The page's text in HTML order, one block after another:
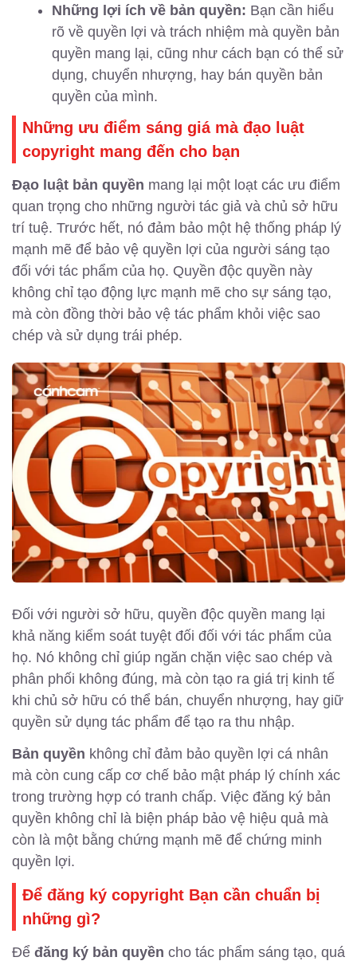
Những lợi ích về bản quyền: Bạn cần hiểu
rõ về quyền lợi và trách nhiệm mà quyền bản
quyền mang lại, cũng như cách bạn có thể sử
dụng, chuyển nhượng, hay bán quyền bản
quyền của mình.
Những ưu điểm sáng giá mà đạo luật
copyright mang đến cho bạn
Đạo luật bản quyền mang lại một loạt các ưu điểm
quan trọng cho những người tác giả và chủ sở hữu
trí tuệ. Trước hết, nó đảm bảo một hệ thống pháp lý
mạnh mẽ để bảo vệ quyền lợi của người sáng tạo
đối với tác phẩm của họ. Quyền độc quyền này
không chỉ tạo động lực mạnh mẽ cho sự sáng tạo,
mà còn đồng thời bảo vệ tác phẩm khỏi việc sao
chép và sử dụng trái phép.
Đối với người sở hữu, quyền độc quyền mang lại
khả năng kiểm soát tuyệt đối đối với tác phẩm của
họ. Nó không chỉ giúp ngăn chặn việc sao chép và
phân phối không đúng, mà còn tạo ra giá trị kinh tế
khi chủ sở hữu có thể bán, chuyển nhượng, hay giữ
quyền sử dụng tác phẩm để tạo ra thu nhập.
Bản quyền không chỉ đảm bảo quyền lợi cá nhân
mà còn cung cấp cơ chế bảo mật pháp lý chính xác
trong trường hợp có tranh chấp. Việc đăng ký bản
quyền không chỉ là biện pháp bảo vệ hiệu quả mà
còn là một bằng chứng mạnh mẽ để chứng minh
quyền lợi.
Để đăng ký copyright Bạn cần chuẩn bị
những gì?
Để đăng ký bản quyền cho tác phẩm sáng tạo, quá